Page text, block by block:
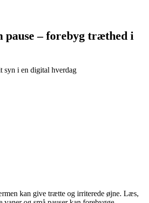
pause – forebyg træthed i
syn i en digital hverdag
kan give trætte og irriterede øjne. Læs,